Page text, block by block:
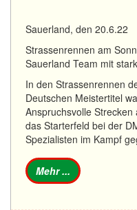
Sauerland, den 20.6.22
Strassenrennen am
Sauerland Team mit
In den Strassenrennen
Deutschen Meistertitel
Anspruchsvolle
das Starterfeld bei der
Spezialisten im Kampf